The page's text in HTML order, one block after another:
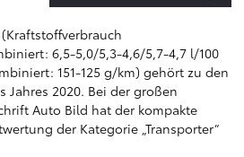
(Kraftstoffverbrauch
6,5-5,0/5,3-4,6/5,7-4,7 l/100
151-125 g/km) gehört zu den
Jahres 2020. Bei der großen
Auto Bild hat der kompakte
der Kategorie „Transporter“